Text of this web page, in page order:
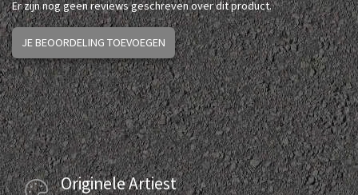
Er zijn nog geen reviews geschreven over dit product.
JE BEOORDELING TOEVOEGEN
Originele Artiest